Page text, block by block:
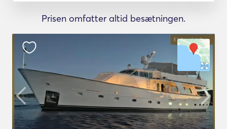
Prisen omfatter altid besætningen.